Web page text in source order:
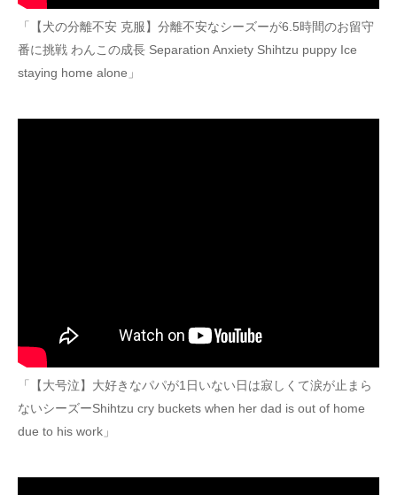
「【犬の分離不安 克服】分離不安なシーズーが6.5時間のお留守
番に挑戦 わんこの成長 Separation Anxiety Shihtzu puppy Ice
staying home alone」
「【大号泣】大好きなパパが1日いない日は寂しくて涙が止まら
ないシーズーShihtzu cry buckets when her dad is out of home
due to his work」